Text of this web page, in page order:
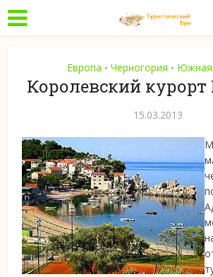
Европа • Черногория • Южная
Королевский
15.03.2013